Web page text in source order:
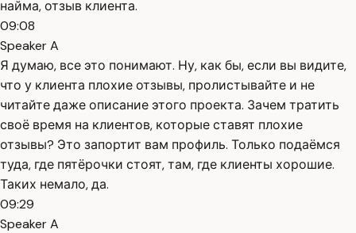
найма, отзыв клиента.
09:08
Speaker A
Я думаю, все это понимают. Ну, как бы, если вы видите,
что у клиента плохие отзывы, пролистывайте и не
читайте даже описание этого проекта. Зачем тратить
своё время на клиентов, которые ставят плохие
отзывы? Это запортит вам профиль. Только подаёмся
туда, где пятёрочки стоят, там, где клиенты хорошие.
Таких немало, да.
09:29
Speaker A